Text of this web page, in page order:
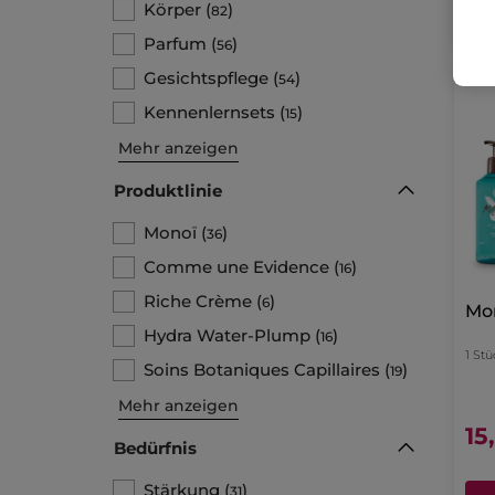
Körper (82)
Parfum (56)
Gesichtspflege (54)
Kennenlernsets (15)
Mehr anzeigen
Produktlinie
Monoï (36)
Comme une Evidence (16)
Riche Crème (6)
Hydra Water-Plump (16)
Soins Botaniques Capillaires (19)
Mehr anzeigen
Bedürfnis
Stärkung (31)
1